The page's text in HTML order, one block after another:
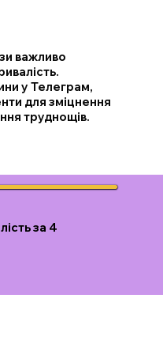
важливо
у Телеграм,
для зміцнення
труднощів.
за 4